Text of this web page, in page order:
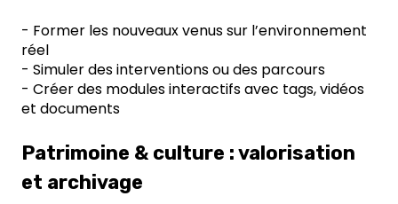
- Former les nouveaux venus sur l’environnement
réel
- Simuler des interventions ou des parcours
- Créer des modules interactifs avec tags, vidéos
et documents
Patrimoine & culture : valorisation
et archivage